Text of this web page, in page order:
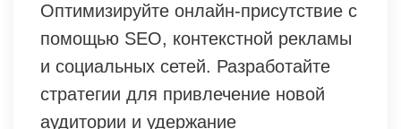
Оптимизируйте онлайн-присутствие с
помощью SEO, контекстной рекламы
и социальных сетей. Разработайте
стратегии для привлечение новой
аудитории и удержание